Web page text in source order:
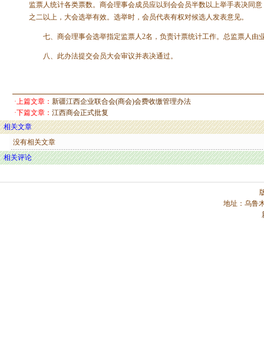
监票人统计各类票数。商会理事会成员应以到会会员半数以上举手表决同
之二以上，大会选举有效。选举时，会员代表有权对候选人发表意见。
七、商会理事会选举指定监票人2名，负责计票统计工作。总监票人由
八、此办法提交会员大会审议并表决通过。
·上篇文章： 新疆江西企业联合会(商会)会费收缴管理办法
·下篇文章： 江西商会正式批复
相关文章
没有相关文章
相关评论
地址：乌鲁